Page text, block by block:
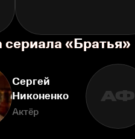
«Братья»
Сергей
Никоненко
Актёр
АФ